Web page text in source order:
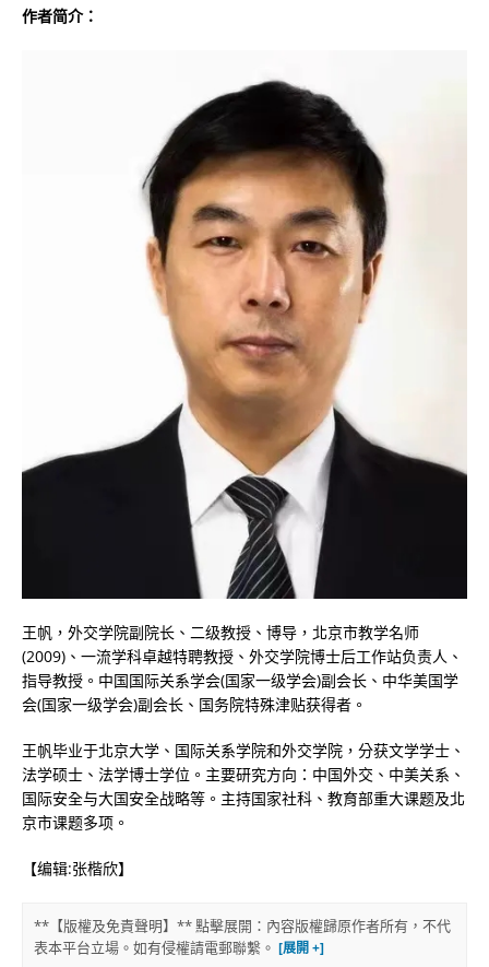
作者简介：
王帆，外交学院副院长、二级教授、博导，北京市教学名师
(2009)、一流学科卓越特聘教授、外交学院博士后工作站负责人、
指导教授。中国国际关系学会(国家一级学会)副会长、中华美国学
会(国家一级学会)副会长、国务院特殊津贴获得者。
王帆毕业于北京大学、国际关系学院和外交学院，分获文学学士、
法学硕士、法学博士学位。主要研究方向：中国外交、中美关系、
国际安全与大国安全战略等。主持国家社科、教育部重大课题及北
京市课题多项。
【编辑:张楷欣】
**【版權及免責聲明】** 點擊展開：內容版權歸原作者所有，不代
表本平台立場。如有侵權請電郵聯繫。